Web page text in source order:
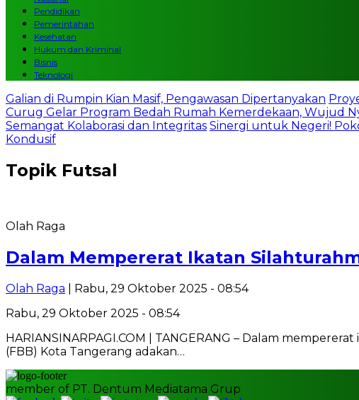
Pendidikan
Pemerintahan
Kesehatan
Hukum dan Kriminal
Bisnis
Teknologi
Galian di Rumpin Kian Masif, Pengawasan Dipertanyakan
Curug Gelar Program Bedah Rumah Kemerdekaan, Wujud
Semangat Kolaborasi dan Integritas Sinergi untuk Negeri!
Kondusif
Topik Futsal
Olah Raga
Dalam Mempererat Ikatan
Olah Raga | Rabu, 29 Oktober 2025 - 08:54
Rabu, 29 Oktober 2025 - 08:54
HARIANSINARPAGI.COM | TANGERANG – Dalam
(FBB) Kota Tangerang adakan…
member of PT. Dentum Mediatama Grup